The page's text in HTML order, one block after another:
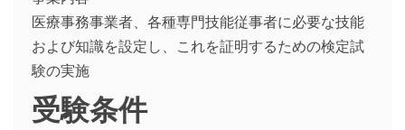
医療事務事業者、各種専門技能従事者に必要な技能
および知識を設定し、これを証明するための検定試
験の実施
受験条件